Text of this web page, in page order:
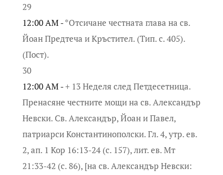
29
12:00 AM -*Отсичане честната глава на св.
Йоан Предтеча и Кръстител. (Тип. с. 405).
(Пост).
30
12:00 AM -+ 13 Неделя след Петдесетница.
Пренасяне честните мощи на св. Александър
Невски. Св. Александър, Йоан и Павел,
патриарси Константинополски. Гл. 4, утр. ев.
2, ап. 1 Кор 16:13-24 (с. 157), лит. ев. Мт
21:33-42 (с. 86), [на св. Александър Невски: